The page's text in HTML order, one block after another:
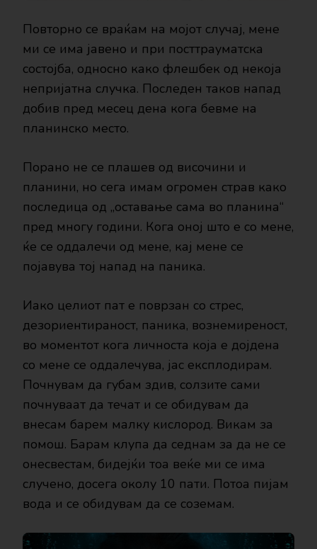
Повторно се враќам на мојот случај, мене
ми се има јавено и при посттрауматска
состојба, односно како флешбек од некоја
непријатна случка. Последен таков напад
добив пред месец дена кога бевме на
планинско место.
Порано не се плашев од височини и
планини, но сега имам огромен страв како
последица од „оставање сама во планина“
пред многу години. Кога оној што е со мене,
ќе се оддалечи од мене, кај мене се
појавува тој напад на паника.
Иако целиот пат е поврзан со стрес,
дезориентираност, паника, вознемиреност,
во моментот кога личноста која е дојдена
со мене се оддалечува, јас експлодирам.
Почнувам да губам здив, солзите сами
почнуваат да течат и се обидувам да
внесам барем малку кислород. Викам за
помош. Барам клупа да седнам за да не се
онесвестам, бидејќи тоа веќе ми се има
случено, досега околу 10 пати. Потоа пијам
вода и се обидувам да се соземам.